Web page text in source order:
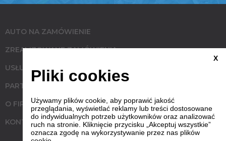
AUTO NA ZAMÓWIENIE
ZREALIZOWANE ZAMÓWIENIA
USŁUGI
PARTNERZY
O FIRMIE
KONTAKT
X
Pliki cookies
Używamy plików cookie, aby poprawić jakość
przeglądania, wyświetlać reklamy lub treści dostosowane
do indywidualnych potrzeb użytkowników oraz analizować
ruch na stronie. Kliknięcie przycisku „Akceptuj wszystkie”
oznacza zgodę na wykorzystywanie przez nas plików